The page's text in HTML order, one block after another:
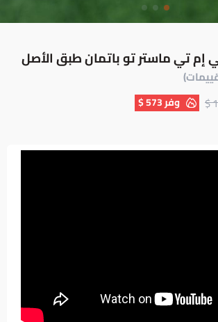
تي ماستر تو باتمان طبق الأصل
وفر573 $